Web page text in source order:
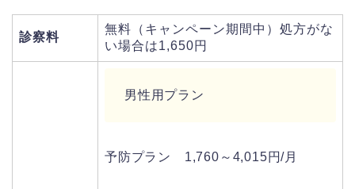
診察料
無料（キャンペーン期間中）処方がな
い場合は1,650円
男性用プラン
予防プラン 1,760～4,015円/月